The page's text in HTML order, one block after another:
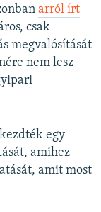
arról írt
csak
megvalósítását
nem lesz
egy
amihez
amit most